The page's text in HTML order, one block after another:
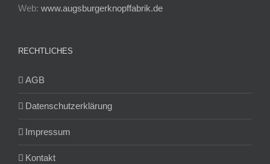
Web: www.augsburgerknopffabrik.de
RECHTLICHES
AGB
Datenschutzerklärung
Impressum
Kontakt